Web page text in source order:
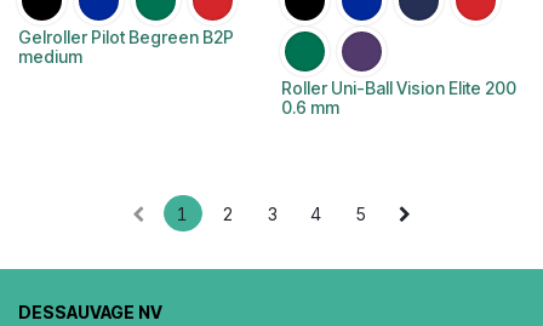
Gelroller Pilot Begreen B2P
medium
Roller Uni-Ball Vision Elite 200
0.6 mm
1 2 3 4 5
DESSAUVAGE NV